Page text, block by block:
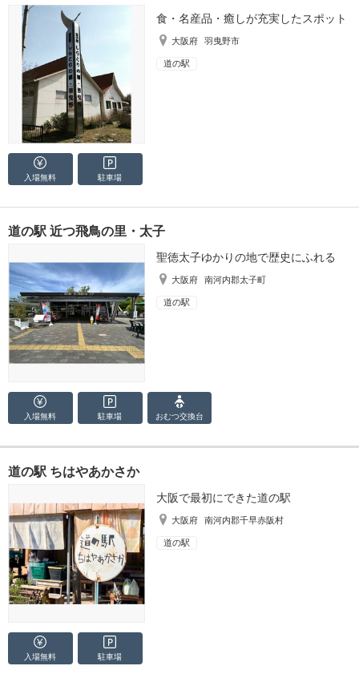
食・名産品・癒しが充実したスポット
大阪府 羽曳野市
道の駅
入場無料 駐車場
道の駅 近つ飛鳥の里・太子
聖徳太子ゆかりの地で歴史にふれる
大阪府 南河内郡太子町
道の駅
入場無料 駐車場 おむつ交換台
道の駅 ちはやあかさか
大阪で最初にできた道の駅
大阪府 南河内郡千早赤阪村
道の駅
入場無料 駐車場